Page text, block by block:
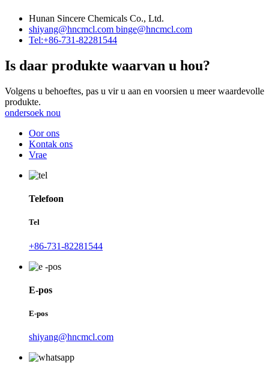
Hunan Sincere Chemicals Co., Ltd.
shiyang@hncmcl.com binge@hncmcl.com
Tel:+86-731-82281544
Is daar produkte waarvan u hou?
Volgens u behoeftes, pas u vir u aan en voorsien u meer waardevolle
produkte.
ondersoek nou
Oor ons
Kontak ons
Vrae
Telefoon
Tel
+86-731-82281544
E-pos
E-pos
shiyang@hncmcl.com